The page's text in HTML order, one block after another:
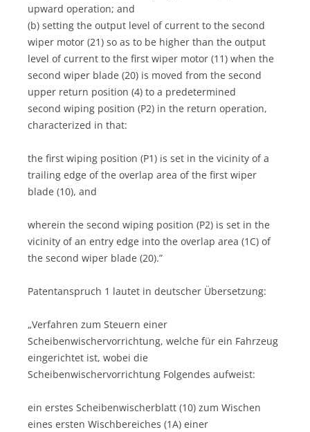
upward operation; and
(b) setting the output level of current to the second
wiper motor (21) so as to be higher than the output
level of current to the first wiper motor (11) when the
second wiper blade (20) is moved from the second
upper return position (4) to a predetermined
second wiping position (P2) in the return operation,
characterized in that:
the first wiping position (P1) is set in the vicinity of a
trailing edge of the overlap area of the first wiper
blade (10), and
wherein the second wiping position (P2) is set in the
vicinity of an entry edge into the overlap area (1C) of
the second wiper blade (20).”
Patentanspruch 1 lautet in deutscher Übersetzung:
„Verfahren zum Steuern einer
Scheibenwischervorrichtung, welche für ein Fahrzeug
eingerichtet ist, wobei die
Scheibenwischervorrichtung Folgendes aufweist:
ein erstes Scheibenwischerblatt (10) zum Wischen
eines ersten Wischbereiches (1A) einer